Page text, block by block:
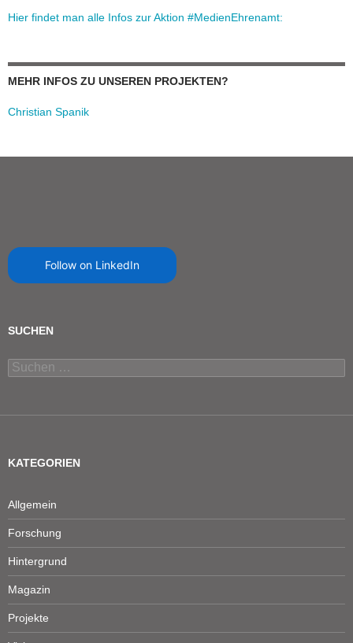
Hier findet man alle Infos zur Aktion #MedienEhrenamt:
MEHR INFOS ZU UNSEREN PROJEKTEN?
Christian Spanik
Follow on LinkedIn
SUCHEN
Suchen
nach:
KATEGORIEN
Allgemein
Forschung
Hintergrund
Magazin
Projekte